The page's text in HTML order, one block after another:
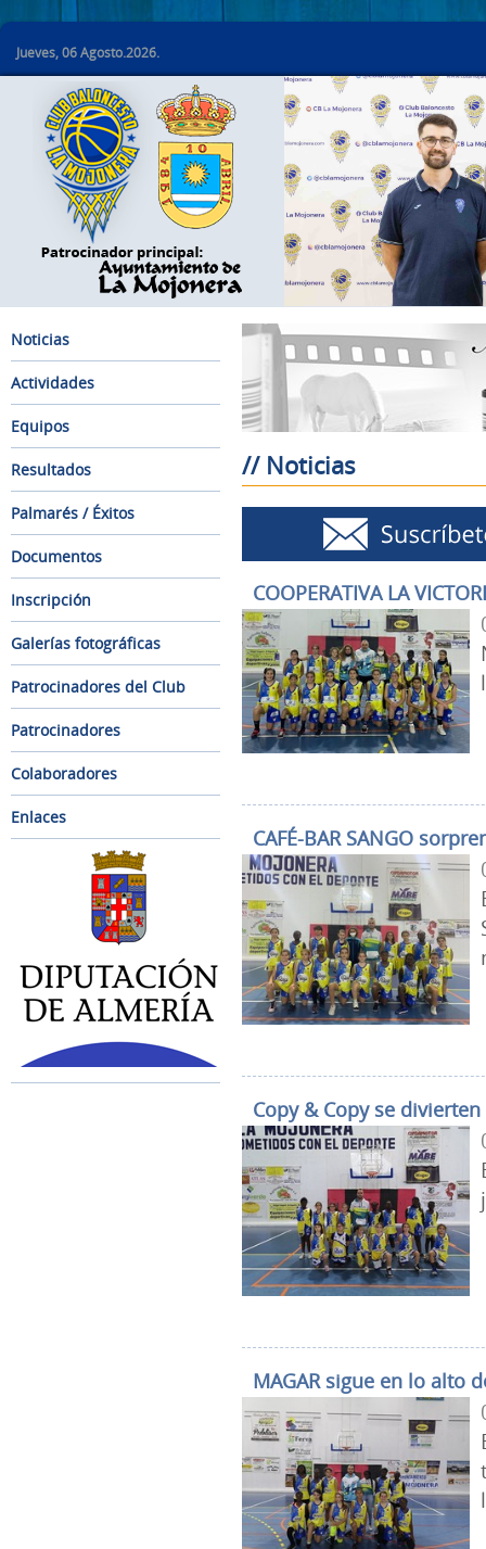
Jueves, 06 Agosto.2026.
Noticias
Actividades
Equipos
Resultados
Palmarés / Éxitos
Documentos
Inscripción
Galerías fotográficas
Patrocinadores del Club
Patrocinadores
Colaboradores
Enlaces
// Noticias
COOPERATIVA LA
CAFÉ-BAR SANGO
Copy & Copy se
MAGAR sigue en lo alto